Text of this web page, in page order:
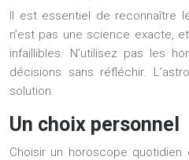
Il est essentiel de reconnaître
n’est pas une science exacte,
infaillibles. N’utilisez pas les
décisions sans réfléchir.
solution.
Un choix personnel
Choisir un horoscope